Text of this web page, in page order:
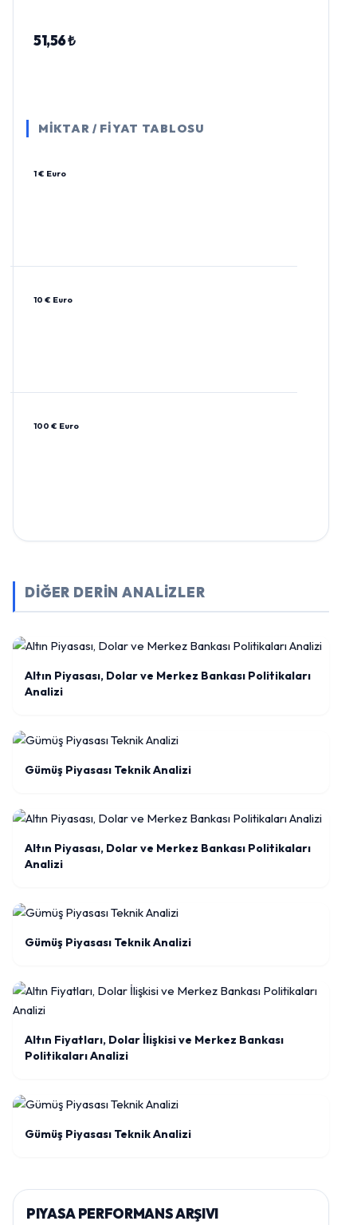
51,56 ₺
MİKTAR / FİYAT TABLOSU
1 € Euro
10 € Euro
100 € Euro
DİĞER DERİN ANALİZLER
Altın Piyasası, Dolar ve Merkez Bankası Politikaları
Analizi
Gümüş Piyasası Teknik Analizi
Altın Piyasası, Dolar ve Merkez Bankası Politikaları
Analizi
Gümüş Piyasası Teknik Analizi
Altın Fiyatları, Dolar İlişkisi ve Merkez Bankası
Politikaları Analizi
Gümüş Piyasası Teknik Analizi
PIYASA PERFORMANS ARŞIVI